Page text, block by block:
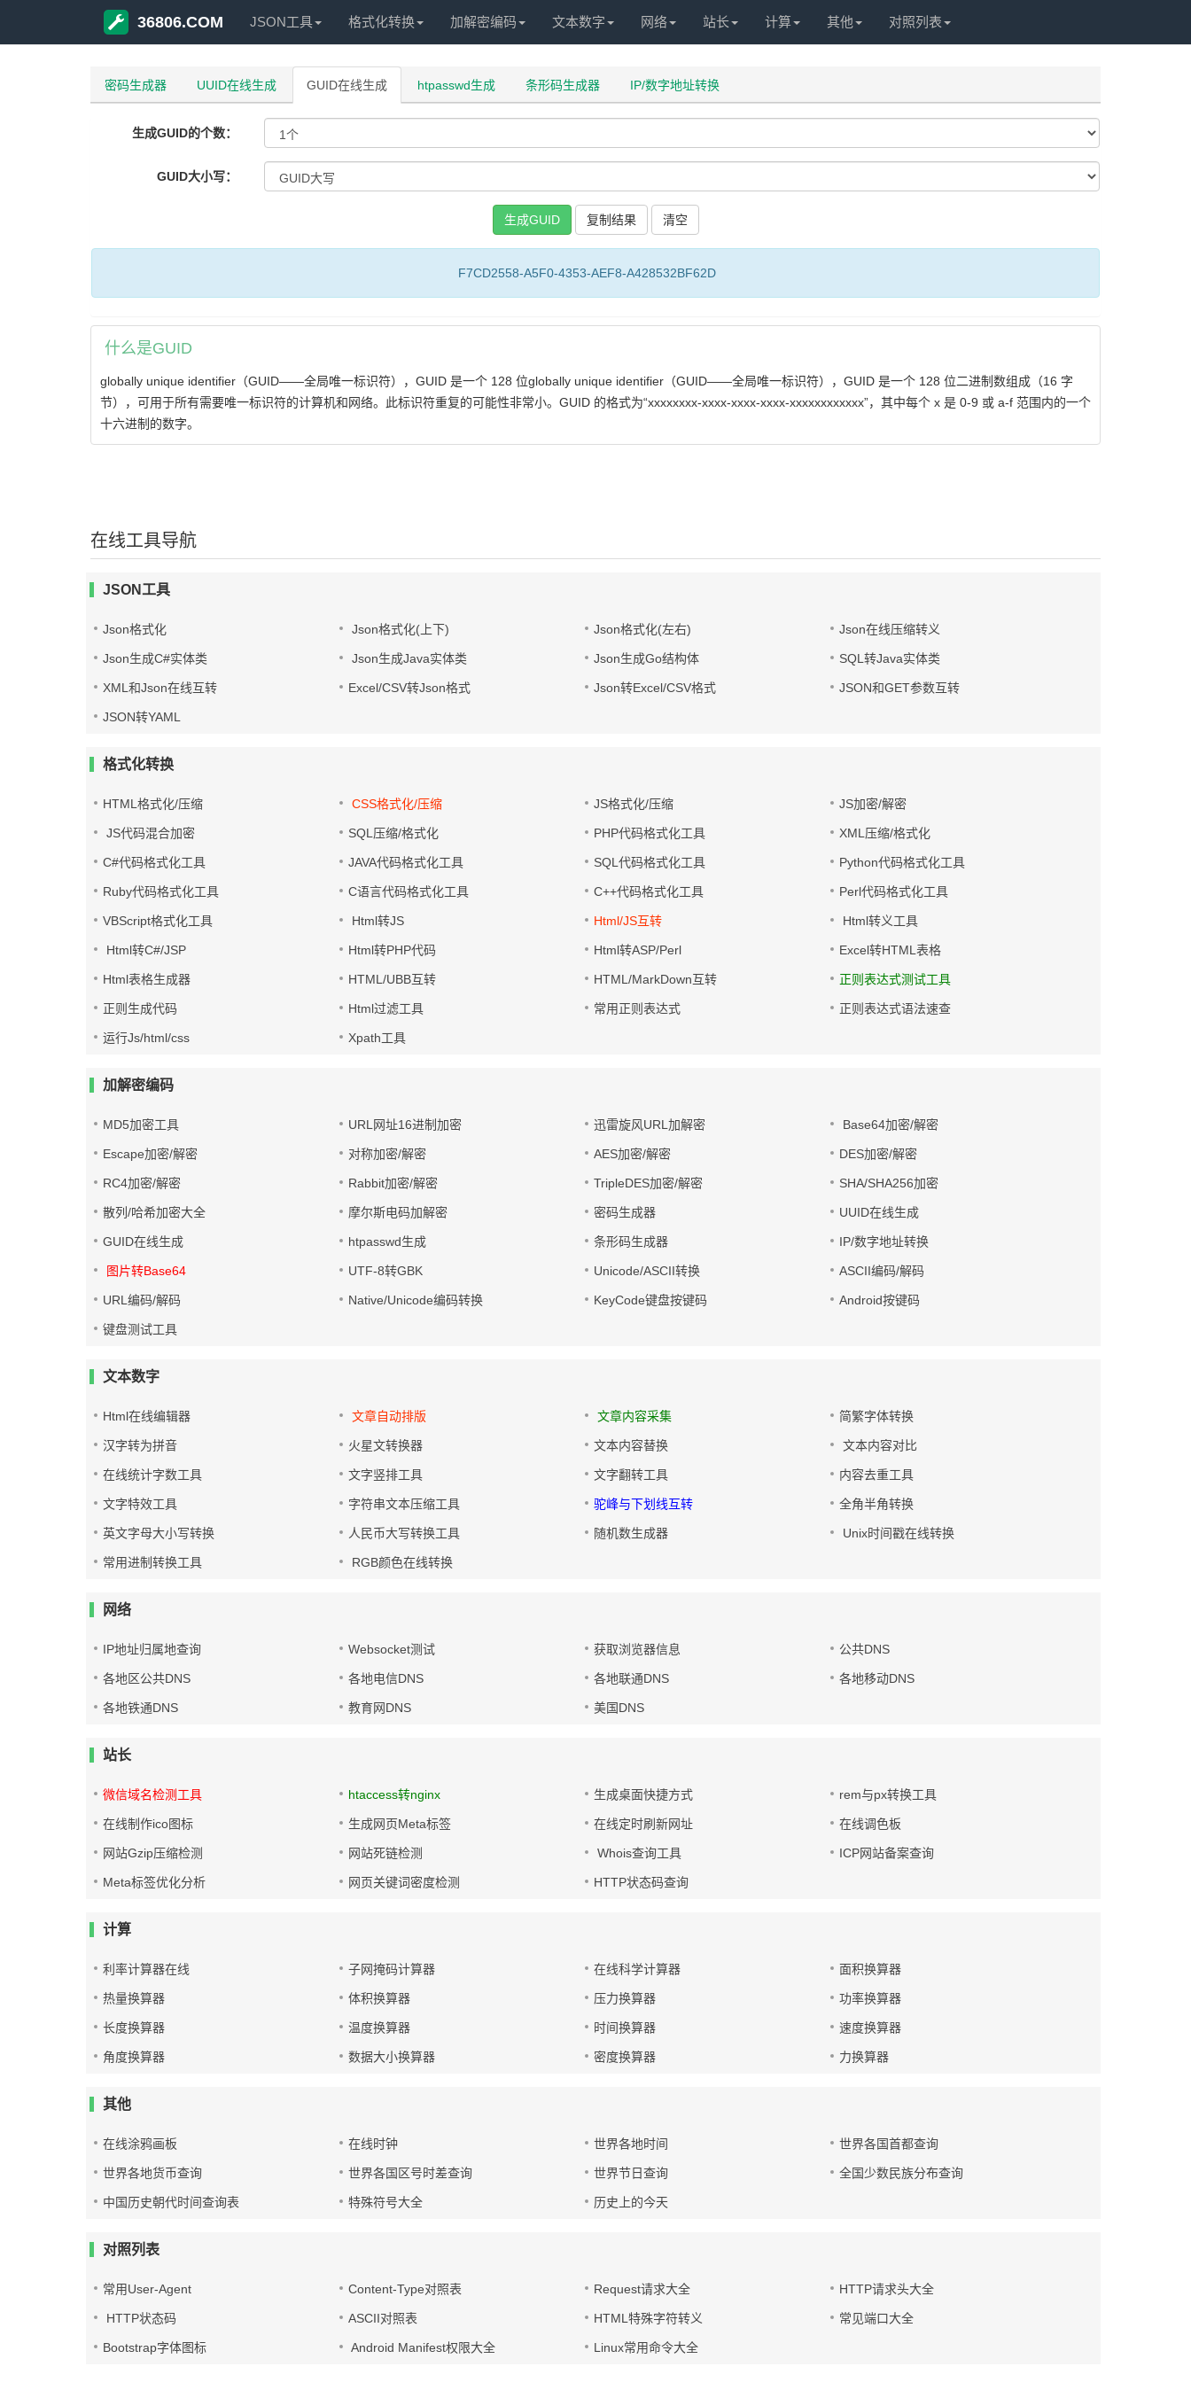
36806.COM JSON工具 格式化转换 加解密编码 文本数字 网络 站长 计算 其他 对照列表
密码生成器 UUID在线生成 GUID在线生成 htpasswd生成 条形码生成器 IP/数字地址转换
生成GUID的个数：
GUID大小写：
复制结果
F7CD2558-A5F0-4353-AEF8-A428532BF62D
什么是GUID
globally unique identifier（GUID——全局唯一标识符），GUID 是一个 128 位globally unique identifier（GUID——全局唯一标识符），GUID 是一个 128 位二进制数组成（16 字
节），可用于所有需要唯一标识符的计算机和网络。此标识符重复的可能性非常小。GUID 的格式为“xxxxxxxx-xxxx-xxxx-xxxx-xxxxxxxxxxxx”，其中每个 x 是 0-9 或 a-f 范围内的一个
十六进制的数字。
在线工具导航
JSON工具
Json格式化 Json格式化(上下) Json格式化(左右) Json在线压缩转义
Json生成C#实体类 Json生成Java实体类 Json生成Go结构体 SQL转Java实体类
XML和Json在线互转 Excel/CSV转Json格式 Json转Excel/CSV格式 JSON和GET参数互转
JSON转YAML
格式化转换
HTML格式化/压缩 CSS格式化/压缩 JS格式化/压缩 JS加密/解密
JS代码混合加密 SQL压缩/格式化 PHP代码格式化工具 XML压缩/格式化
C#代码格式化工具 JAVA代码格式化工具 SQL代码格式化工具 Python代码格式化工具
Ruby代码格式化工具 C语言代码格式化工具 C++代码格式化工具 Perl代码格式化工具
VBScript格式化工具 Html转JS Html/JS互转 Html转义工具
Html转C#/JSP Html转PHP代码 Html转ASP/Perl Excel转HTML表格
Html表格生成器 HTML/UBB互转 HTML/MarkDown互转 正则表达式测试工具
正则生成代码 Html过滤工具 常用正则表达式 正则表达式语法速查
运行Js/html/css Xpath工具
加解密编码
MD5加密工具 URL网址16进制加密 迅雷旋风URL加解密 Base64加密/解密
Escape加密/解密 对称加密/解密 AES加密/解密 DES加密/解密
RC4加密/解密 Rabbit加密/解密 TripleDES加密/解密 SHA/SHA256加密
散列/哈希加密大全 摩尔斯电码加解密 密码生成器 UUID在线生成
GUID在线生成 htpasswd生成 条形码生成器 IP/数字地址转换
图片转Base64 UTF-8转GBK Unicode/ASCII转换 ASCII编码/解码
URL编码/解码 Native/Unicode编码转换 KeyCode键盘按键码 Android按键码
键盘测试工具
文本数字
Html在线编辑器 文章自动排版 文章内容采集 简繁字体转换
汉字转为拼音 火星文转换器 文本内容替换 文本内容对比
在线统计字数工具 文字竖排工具 文字翻转工具 内容去重工具
文字特效工具 字符串文本压缩工具 驼峰与下划线互转 全角半角转换
英文字母大小写转换 人民币大写转换工具 随机数生成器 Unix时间戳在线转换
常用进制转换工具 RGB颜色在线转换
网络
IP地址归属地查询 Websocket测试 获取浏览器信息 公共DNS
各地区公共DNS 各地电信DNS 各地联通DNS 各地移动DNS
各地铁通DNS 教育网DNS 美国DNS
站长
微信域名检测工具 htaccess转nginx 生成桌面快捷方式 rem与px转换工具
在线制作ico图标 生成网页Meta标签 在线定时刷新网址 在线调色板
网站Gzip压缩检测 网站死链检测 Whois查询工具 ICP网站备案查询
Meta标签优化分析 网页关键词密度检测 HTTP状态码查询
计算
利率计算器在线 子网掩码计算器 在线科学计算器 面积换算器
热量换算器 体积换算器 压力换算器 功率换算器
长度换算器 温度换算器 时间换算器 速度换算器
角度换算器 数据大小换算器 密度换算器 力换算器
其他
在线涂鸦画板 在线时钟 世界各地时间 世界各国首都查询
世界各地货币查询 世界各国区号时差查询 世界节日查询 全国少数民族分布查询
中国历史朝代时间查询表 特殊符号大全 历史上的今天
对照列表
常用User-Agent Content-Type对照表 Request请求大全 HTTP请求头大全
HTTP状态码 ASCII对照表 HTML特殊字符转义 常见端口大全
Bootstrap字体图标 Android Manifest权限大全 Linux常用命令大全